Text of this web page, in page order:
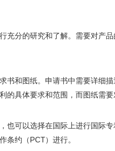
充分的研究和了解。需要对产
书和图纸。申请书中需要详细
具体要求和范围，而图纸需要
也可以选择在国际上进行国际
条约（PCT）进行。